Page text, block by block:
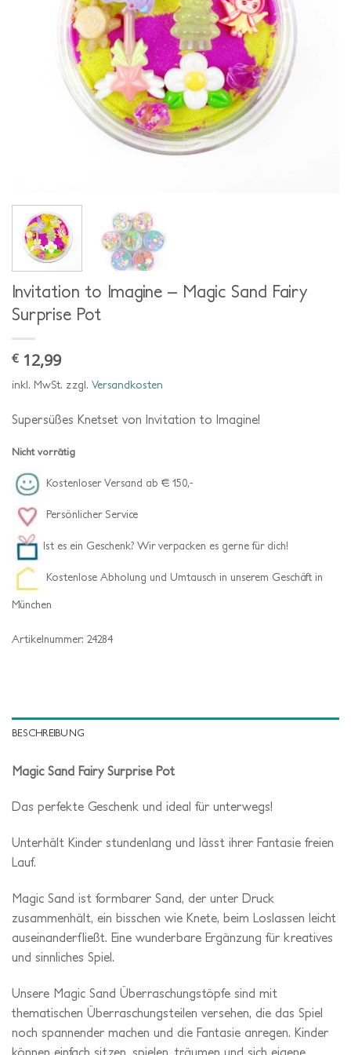
Invitation to Imagine – Magic Sand Fairy
Surprise Pot
€ 12,99
inkl. MwSt. zzgl. Versandkosten
Supersüßes Knetset von Invitation to Imagine!
Nicht vorrätig
Kostenloser Versand ab € 150,-
Persönlicher Service
Ist es ein Geschenk? Wir verpacken es gerne für dich!
Kostenlose Abholung und Umtausch in unserem Geschäft in
München
Artikelnummer: 24284
BESCHREIBUNG
Magic Sand Fairy Surprise Pot
Das perfekte Geschenk und ideal für unterwegs!
Unterhält Kinder stundenlang und lässt ihrer Fantasie freien
Lauf.
Magic Sand ist formbarer Sand, der unter Druck
zusammenhält, ein bisschen wie Knete, beim Loslassen leicht
auseinanderfließt. Eine wunderbare Ergänzung für kreatives
und sinnliches Spiel.
Unsere Magic Sand Überraschungstöpfe sind mit
thematischen Überraschungsteilen versehen, die das Spiel
noch spannender machen und die Fantasie anregen. Kinder
können einfach sitzen, spielen, träumen und sich eigene